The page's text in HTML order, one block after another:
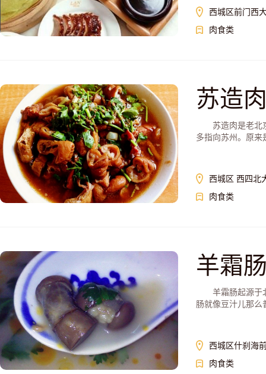
西城区前门西
肉食类
苏造
苏造肉是老北京
多指向苏州。原来
西城区 西四北
肉食类
羊霜
羊霜肠起源于北
肠就像豆汁儿那么
西城区什刹海
肉食类